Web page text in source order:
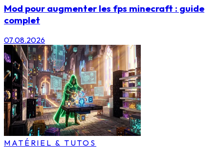
Mod pour augmenter les fps minecraft : guide
complet
07.08.2026
MATÉRIEL & TUTOS